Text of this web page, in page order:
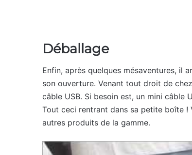
Déballage
Enfin, après quelques mésaventures, il
son ouverture. Venant tout droit de
câble USB. Si besoin est, un mini câble
Tout ceci rentrant dans sa petite boîte !
autres produits de la gamme.